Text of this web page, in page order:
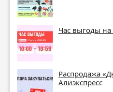
Час выгоды на
Распродажа
Алиэкспресс